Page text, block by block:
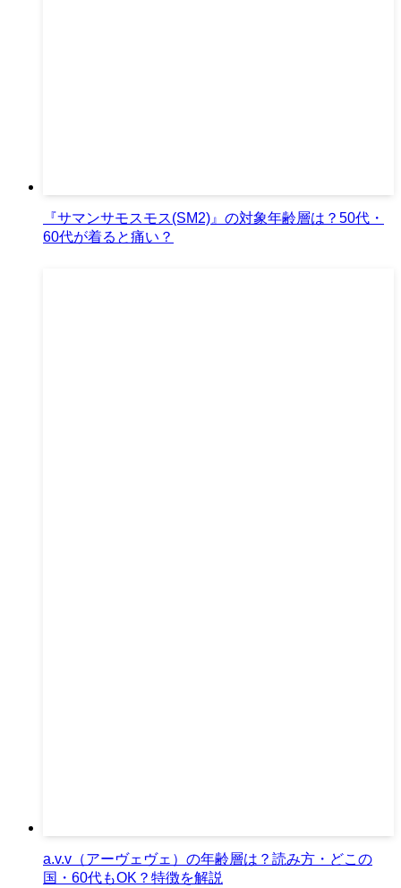
『サマンサモスモス(SM2)』の対象年齢層は？50代・
60代が着ると痛い？
a.v.v（アーヴェヴェ）の年齢層は？読み方・どこの
国・60代もOK？特徴を解説